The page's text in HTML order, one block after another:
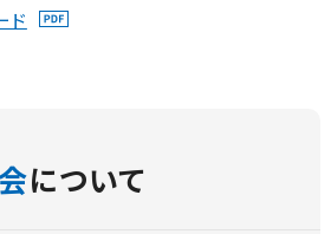
ド
について